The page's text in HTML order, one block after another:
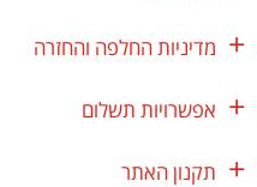
מדיניות החלפה והחזרה
אפשרויות תשלום
תקנון האתר